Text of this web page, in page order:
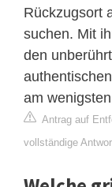
Rückzugsort
suchen. Mit
den
am
Antrag auf
vollständige